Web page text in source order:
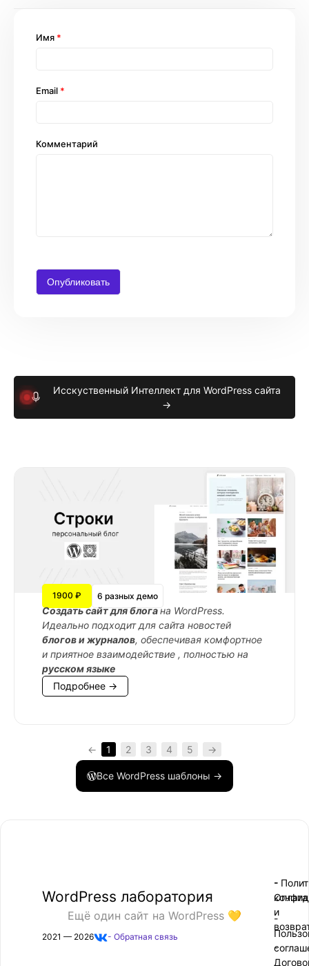
Комментарий
Имя *
Email *
Исскуственный Интеллект для WordPress сайта
→
1900 ₽ 6 разных демо
Cоздать сайт для блогана WordPress.
Идеально подходит для сайта новостей
блогов и журналов, обеспечивая комфортное
и приятное взаимодействие , полностью на
русском языке
Подробнее →
← 1 2 3 4 5 →
Все WordPress шаблоны →
WordPress лаборатория
Ещё один сайт на WordPress 💛
2021 — 2026 - Обратная связь
-
-
-
Оплата
и
-